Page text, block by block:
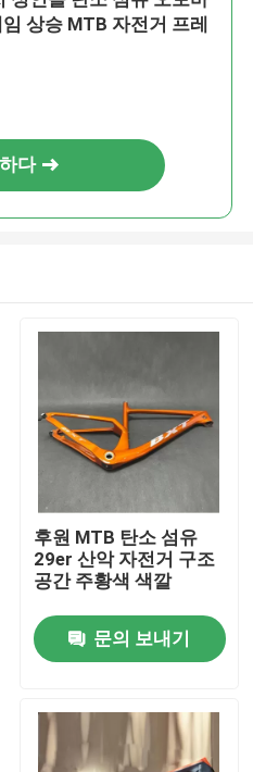
상승 MTB 자전거 프레
다
후원 MTB 탄소 섬유
29er 산악 자전거 구조
공간 주황색 색깔
문의 보내기